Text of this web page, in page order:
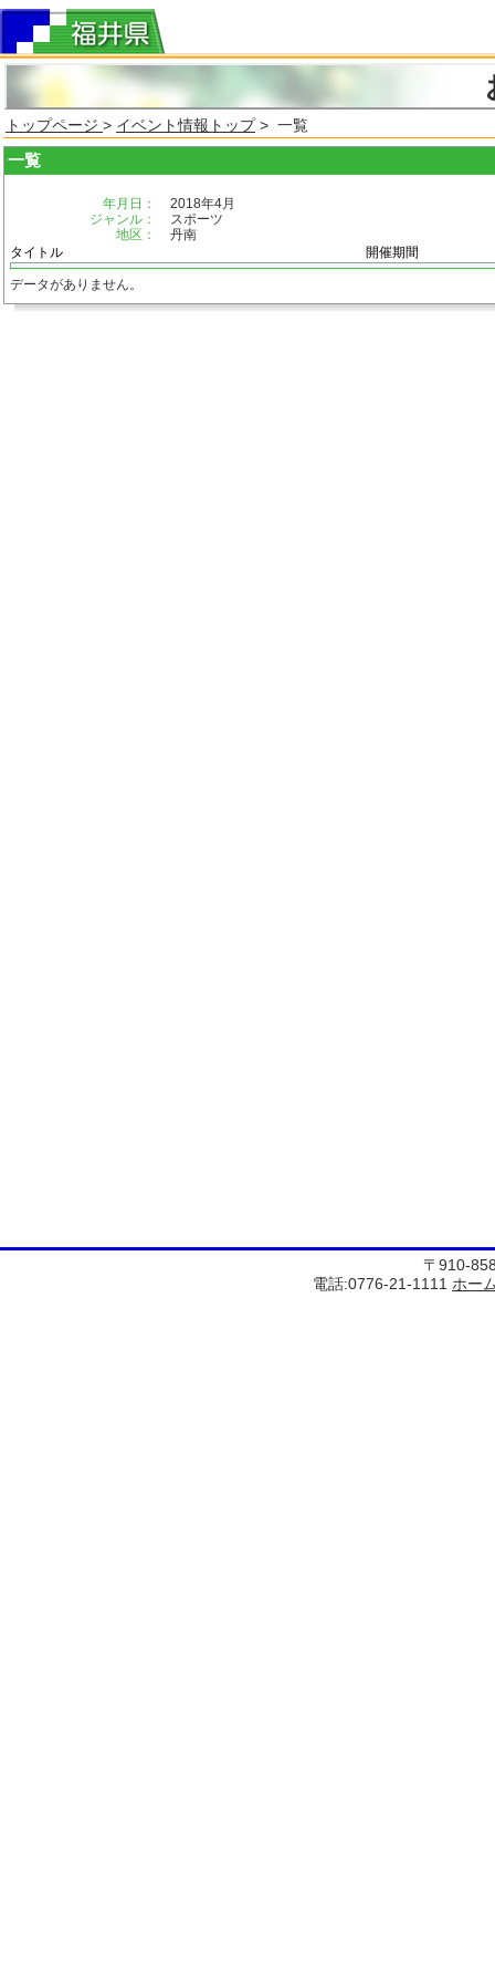
トップページ > イベント情報トップ> 一覧
一覧
年月日：
2018年4月
ジャンル：
スポーツ
地区：
丹南
タイトル
開催期間
データがありません。
〒910-
電話:0776-21-1111 ホー